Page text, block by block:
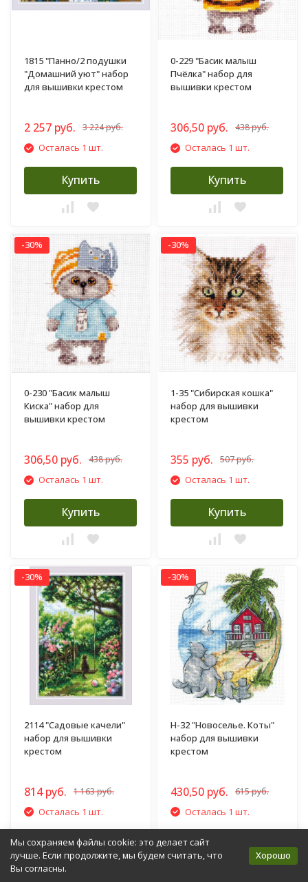
1815 "Панно/2 подушки
"Домашний уют" набор
для вышивки крестом
2 257 руб. 3 224 руб.
Осталась 1 шт.
Купить
0-229 "Басик малыш
Пчёлка" набор для
вышивки крестом
306,50 руб. 438 руб.
Осталась 1 шт.
Купить
-30%
0-230 "Басик малыш
Киска" набор для
вышивки крестом
306,50 руб. 438 руб.
Осталась 1 шт.
Купить
-30%
1-35 "Сибирская кошка"
набор для вышивки
крестом
355 руб. 507 руб.
Осталась 1 шт.
Купить
-30%
2114 "Садовые качели"
набор для вышивки
крестом
814 руб. 1 163 руб.
Осталась 1 шт.
Купить
-30%
Н-32 "Новоселье. Коты"
набор для вышивки
крестом
430,50 руб. 615 руб.
Осталась 1 шт.
Купить
Мы сохраняем файлы cookie: это делает сайт
лучше. Если продолжите, мы будем считать, что
Вы согласны.
Хорошо